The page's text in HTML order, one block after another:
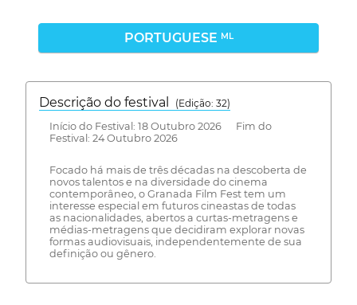
PORTUGUESE ML
Descrição do festival
(Edição: 32)
Início do Festival: 18 Outubro 2026 Fim do
Festival: 24 Outubro 2026
Focado há mais de três décadas na descoberta de
novos talentos e na diversidade do cinema
contemporâneo, o Granada Film Fest tem um
interesse especial em futuros cineastas de todas
as nacionalidades, abertos a curtas-metragens e
médias-metragens que decidiram explorar novas
formas audiovisuais, independentemente de sua
definição ou gênero.